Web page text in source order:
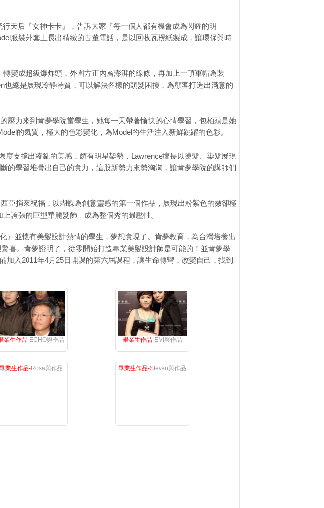
行天后『女神卡卡』，告訴大家『每一個人都有機會成為閃耀的明
服裝外套上長出精緻的古董電話，是以回收瓦楞紙製成，讓環保與時
變成超級爆炸頭，外圍方正內層澎湃的線條，再加上一頂軍帽為裝
總是展現冷靜特質，可以解決各樣的頭髮困擾，為顧客打造出滿意的
壓力來到肯夢學院當學生，她每一天帶著愉快的心情學習，包柏頭是她
的氣質，極大的色彩變化，為Model的生活注入新鮮跳躍的色彩。
支撐出凌亂的美感，頗有明星架勢，Lawrence擅長以燙髮、染髮展現
的學習堆疊出自己的實力，這股新勢力來勢洶洶，讓肯夢學院的講師們
亞捎來祝福，以蝴蝶為創意靈感的第一個作品，展現出粉紫色的嫩卻極
誇張的巨型華麗髮飾，成為整個秀的最壓軸。
』並懷有美髮設計熱情的學生，夢想實現了。肯夢教育，為台灣培養出
喜。肯夢證明了，從零開始打造專業美髮設計師是可能的！並肯夢學
入2011年4月25日開課的第六屆課程，讓生命轉彎，改變自己，找到
業生作品-ECHO與作品 畢業生作品-EMI與作品